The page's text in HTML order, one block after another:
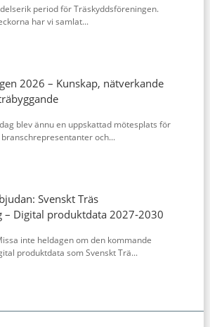
period för Träskyddsföreningen.
har vi samlat...
2026 – Kunskap, nätverkande
blev ännu en uppskattad mötesplats för
och...
Svenskt Träs
Digital produktdata 2027‑2030
inte heldagen om den kommande
produktdata som Svenskt Trä...